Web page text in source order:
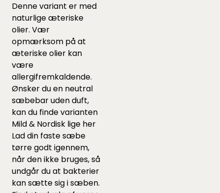
Denne variant er med
naturlige æteriske
olier. Vær
opmærksom på at
æteriske olier kan
være
allergifremkaldende.
Ønsker du en neutral
sæbebar uden duft,
kan du finde varianten
Mild & Nordisk lige her
Lad din faste sæbe
tørre godt igennem,
når den ikke bruges, så
undgår du at bakterier
kan sætte sig i sæben.